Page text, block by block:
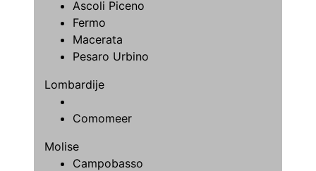
Ascoli Piceno
Fermo
Macerata
Pesaro Urbino
Lombardije
Comomeer
Molise
Campobasso